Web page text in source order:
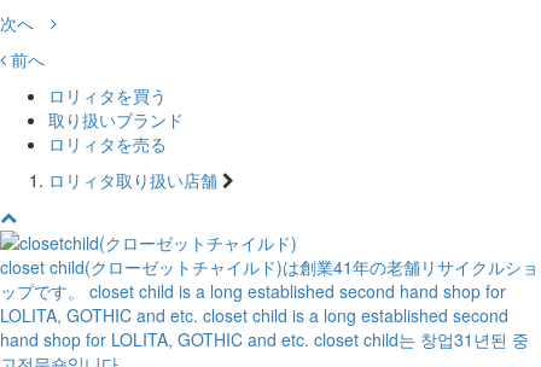
次へ
前へ
ロリィタを買う
取り扱いブランド
ロリィタを売る
ロリィタ取り扱い店舗
closet child(クローゼットチャイルド)は創業41年の老舗リサイクルショ
ップです。
closet child is a long established second hand shop for
LOLITA, GOTHIC and etc. closet child is a long established second
hand shop for LOLITA, GOTHIC and etc. closet child는 창업31년된 중